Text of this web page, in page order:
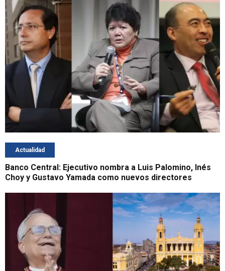
Actualidad
Banco Central: Ejecutivo nombra a Luis Palomino, Inés
Choy y Gustavo Yamada como nuevos directores